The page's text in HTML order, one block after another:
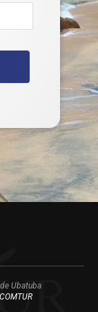
Ubatuba